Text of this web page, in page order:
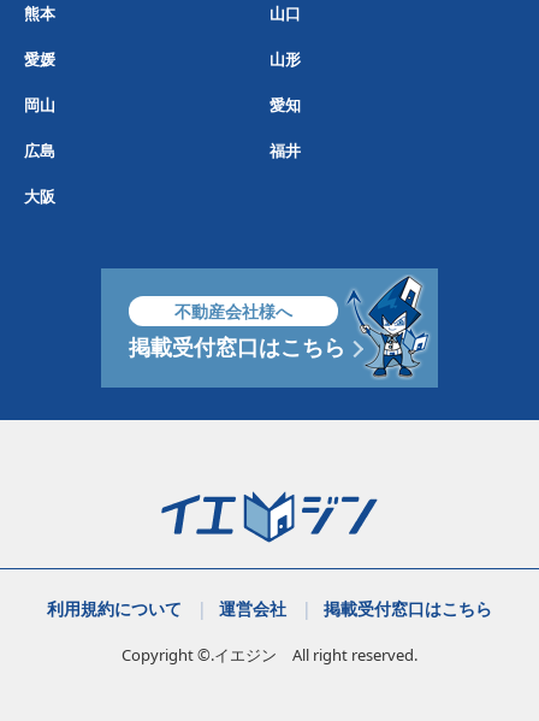
熊本 山口
愛媛 山形
岡山 愛知
広島 福井
大阪
不動産会社様へ
掲載受付窓口はこちら
利用規約について 運営会社 掲載受付窓口はこちら
Copyright ©.イエジン All right reserved.